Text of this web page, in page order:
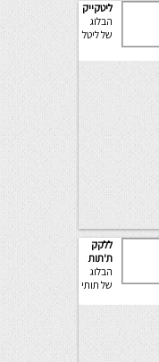
ליטקייק
הבלוג
של ליטל
ללקק
ת'תות
הבלוג
של תותי